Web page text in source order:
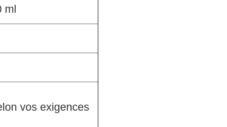
ml
vos exigences